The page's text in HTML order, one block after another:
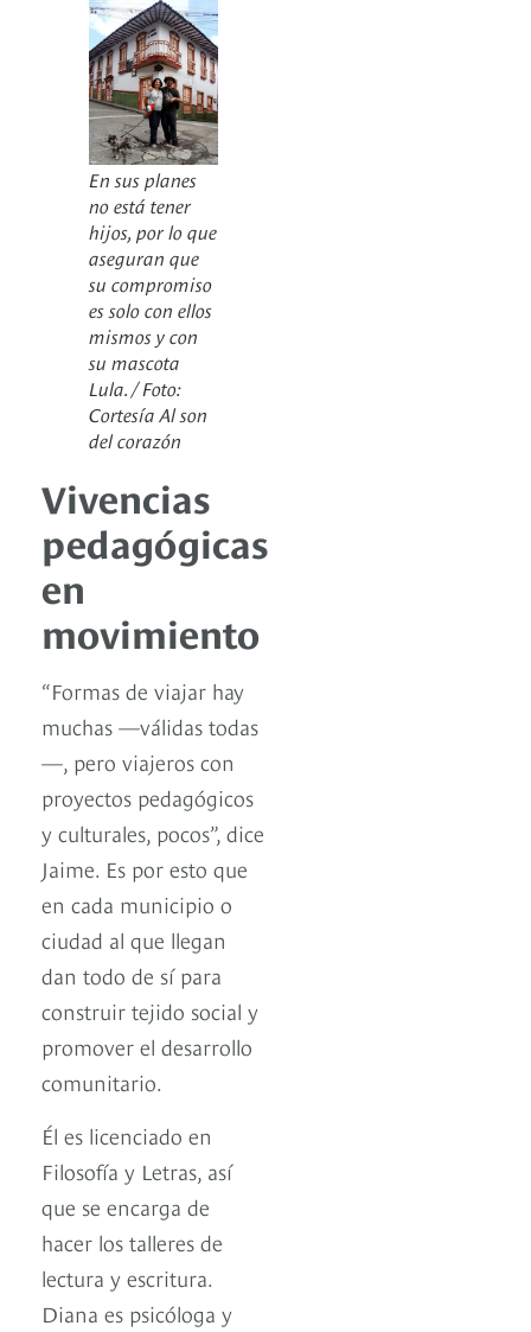
En sus planes
no está tener
hijos, por lo que
aseguran que
su compromiso
es solo con ellos
mismos y con
su mascota
Lula. / Foto:
Cortesía Al son
del corazón
Vivencias
pedagógicas
en
movimiento
“Formas de viajar hay
muchas —válidas todas
—, pero viajeros con
proyectos pedagógicos
y culturales, pocos”, dice
Jaime. Es por esto que
en cada municipio o
ciudad al que llegan
dan todo de sí para
construir tejido social y
promover el desarrollo
comunitario.
Él es licenciado en
Filosofía y Letras, así
que se encarga de
hacer los talleres de
lectura y escritura.
Diana es psicóloga y